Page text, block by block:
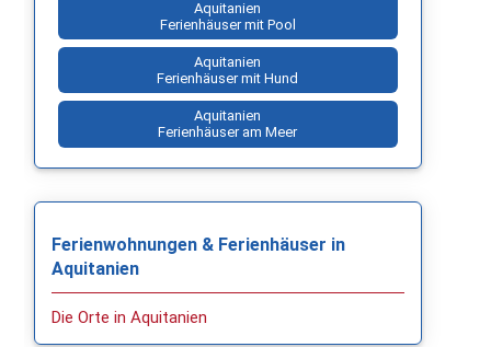
Aquitanien
Ferienhäuser mit Pool
Aquitanien
Ferienhäuser mit Hund
Aquitanien
Ferienhäuser am Meer
Ferienwohnungen & Ferienhäuser in
Aquitanien
Die Orte in Aquitanien